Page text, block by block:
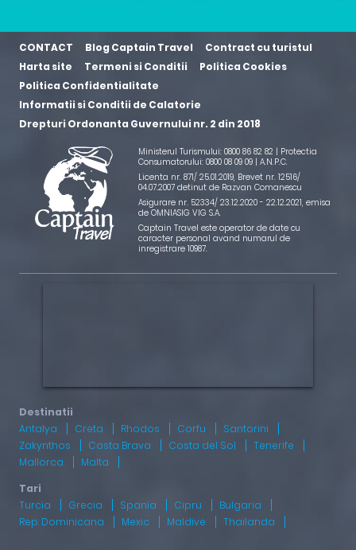
CONTACT Blog Captain Travel
Contract cu turistul
Harta site
Termeni si Conditii
Politica Cookies
Politica Confidentialitate
Informatii si Conditii de Calatorie
Drepturi Ordonanta Guvernului nr. 2 din 2018
Ministerul Turismului: 0800 86 82 82 | Protectia
Consumatorului: 0800 08 09 09 | A.N.P.C.
Licenta nr. 871/ 25.01.2019, Brevet nr. 12516/
04.07.2007 detinut de Razvan Comanescu
Asigurare nr. 52334/ 23.12.2020 - 22.12.2021, emisa
de OMNIASIG VIG S.A.
Captain Travel este operator de date cu
caracter personal avand numarul de
inregistrare 10987.
Antalya Creta Rhodos Corfu
Santorini
Zakynthos
Costa Brava Costa del Sol
Tenerife
Mallorca
Malta
Turcia Grecia Spania Cipru
Bulgaria
Rep. Dominicana
Mexic Maldive Thailanda